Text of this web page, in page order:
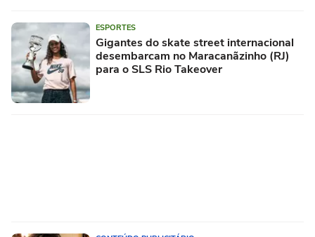
ESPORTES
Gigantes do skate street internacional
desembarcam no Maracanãzinho (RJ)
para o SLS Rio Takeover